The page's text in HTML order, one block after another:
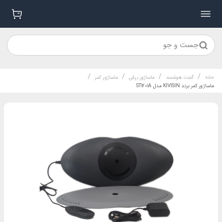
جست و جو
خانه / گجت هوشمند / ماساژور برقی / ماساژور کمر /
ماساژور کمر برند KIVISIN مدل ST1201A